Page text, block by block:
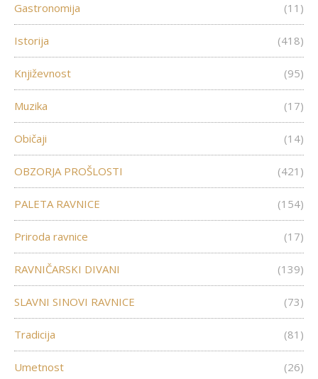
Gastronomija (11)
Istorija (418)
Književnost (95)
Muzika (17)
Običaji (14)
OBZORJA PROŠLOSTI (421)
PALETA RAVNICE (154)
Priroda ravnice (17)
RAVNIČARSKI DIVANI (139)
SLAVNI SINOVI RAVNICE (73)
Tradicija (81)
Umetnost (26)